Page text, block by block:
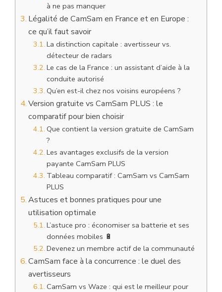
à ne pas manquer
Légalité de CamSam en France et en Europe :
ce qu’il faut savoir
La distinction capitale : avertisseur vs.
détecteur de radars
Le cas de la France : un assistant d’aide à la
conduite autorisé
Qu’en est-il chez nos voisins européens ?
Version gratuite vs CamSam PLUS : le
comparatif pour bien choisir
Que contient la version gratuite de CamSam
?
Les avantages exclusifs de la version
payante CamSam PLUS
Tableau comparatif : CamSam vs CamSam
PLUS
Astuces et bonnes pratiques pour une
utilisation optimale
L’astuce pro : économiser sa batterie et ses
données mobiles 🔋
Devenez un membre actif de la communauté
CamSam face à la concurrence : le duel des
avertisseurs
CamSam vs Waze : qui est le meilleur pour